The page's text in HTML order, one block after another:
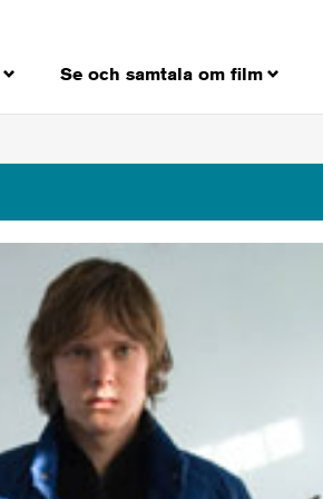
Se och samtala om film